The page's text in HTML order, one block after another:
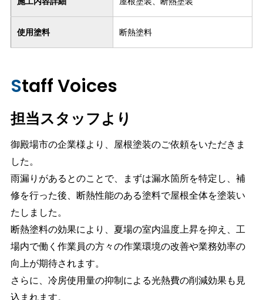
使用塗料 断熱塗料
Staff Voices
担当スタッフより
御殿場市の企業様より、屋根塗装のご依頼をいただきま
した。
雨漏りがあるとのことで、まずは漏水箇所を特定し、補
修を行った後、断熱性能のある塗料で屋根全体を塗装い
たしました。
断熱塗料の効果により、夏場の室内温度上昇を抑え、工
場内で働く作業員の方々の作業環境の改善や業務効率の
向上が期待されます。
さらに、冷房使用量の抑制による光熱費の削減効果も見
込まれます。